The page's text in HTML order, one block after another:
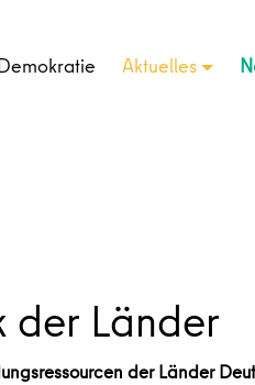
Aktuelles
der Länder
der Länder